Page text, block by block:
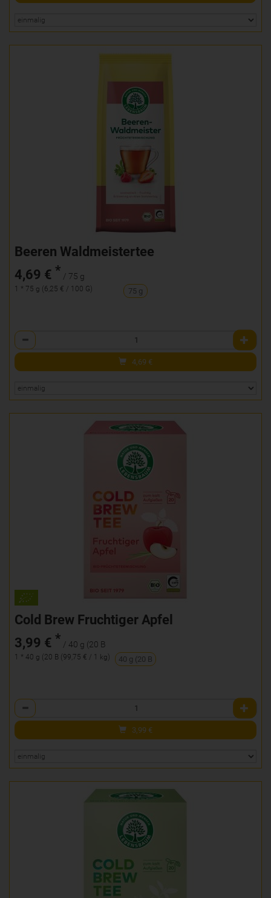
Beeren Waldmeistertee
4,69 € * / 75 g
1 * 75 g (6,25 € / 100 G) 75 g
Anzahl
4,69 €
Cold Brew Fruchtiger Apfel
3,99 € * / 40 g (20 B
1 * 40 g (20 B (99,75 € / 1 kg) 40 g (20 B
Anzahl
3,99 €